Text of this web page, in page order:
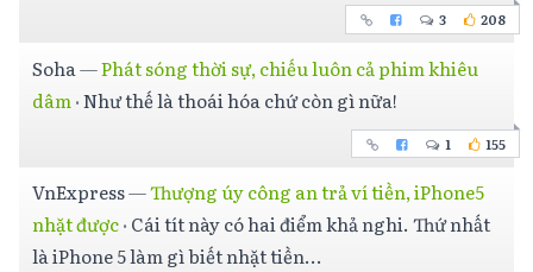
3 208
Soha—Phát sóng thời sự, chiếu luôn cả phim khiêu
dâm·Như thế là thoái hóa chứ còn gì nữa!
1 155
VnExpress—Thượng úy công an trả ví tiền, iPhone5
nhặt được· Cái tít này có hai điểm khả nghi. Thứ nhất
là iPhone 5 làm gì biết nhặt tiền...